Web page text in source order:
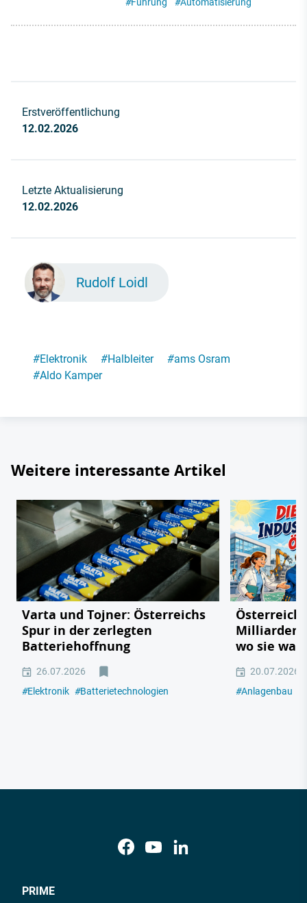
Erstveröffentlichung
12.02.2026
Letzte Aktualisierung
12.02.2026
Rudolf Loidl
#Elektronik #Halbleiter #ams Osram
#Aldo Kamper
Weitere interessante Artikel
Varta und Tojner: Österreichs
Spur in der zerlegten
Batteriehoffnung
26.07.2026
#Elektronik #Batterietechnologien
Milliarden
wo sie
20.07.2026
#Anlagenbau
PRIME